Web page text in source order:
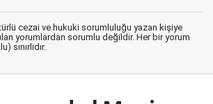
türlü cezai ve hukuki sorumluluğu yazan kişiye
yorumlardan sorumlu değildir. Her bir yorum
sınırlıdır.